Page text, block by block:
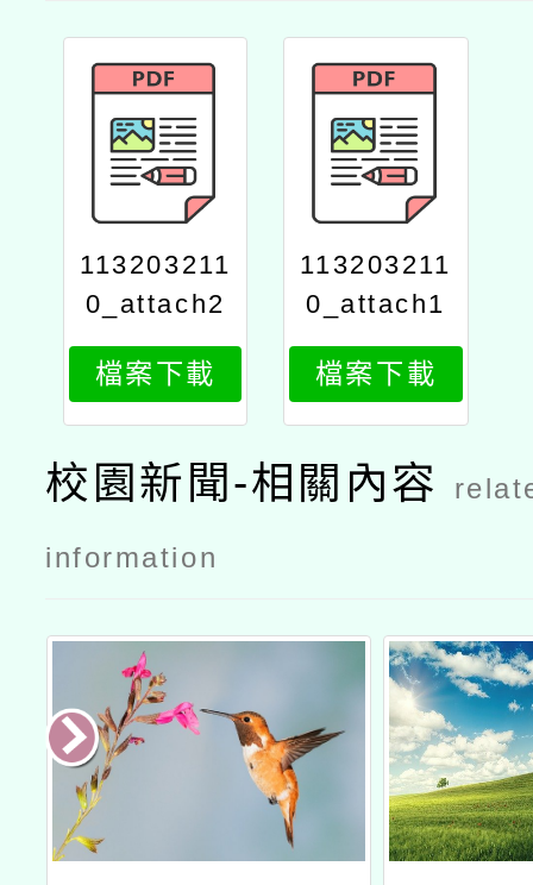
113203211
0_attach2
檔案下載
113203211
0_attach1
檔案下載
校園新聞-相關內容
information